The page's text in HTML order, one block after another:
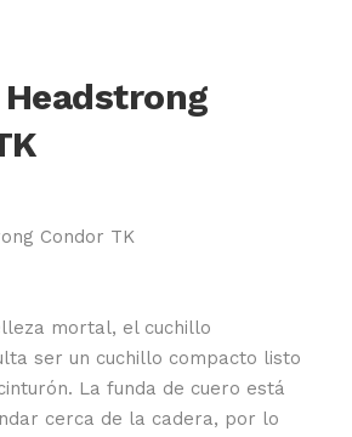
Condor TK
mortal, el cuchillo
ser un cuchillo compacto listo
La funda de cuero está
cerca de la cadera, por lo